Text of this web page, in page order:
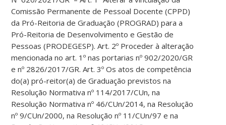
Comissão Permanente de Pessoal Docente (CPPD)
da Pró-Reitoria de Graduação (PROGRAD) para a
Pró-Reitoria de Desenvolvimento e Gestão de
Pessoas (PRODEGESP). Art. 2º Proceder à alteração
mencionada no art. 1º nas portarias nº 902/2020/GR
e nº 2826/2017/GR. Art. 3º Os atos de competência
do(a) pró-reitor(a) de Graduação previstos na
Resolução Normativa nº 114/2017/CUn, na
Resolução Normativa nº 46/CUn/2014, na Resolução
nº 9/CUn/2000, na Resolução nº 11/CUn/97 e na